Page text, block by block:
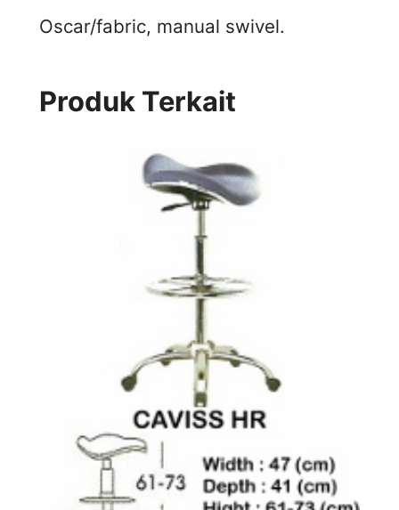
Oscar/fabric, manual swivel.
Produk Terkait